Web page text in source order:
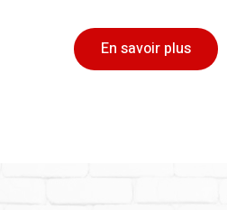
En savoir plus